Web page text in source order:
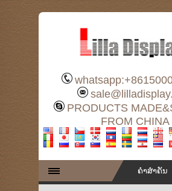
PRODUCTS
FROM CHINA